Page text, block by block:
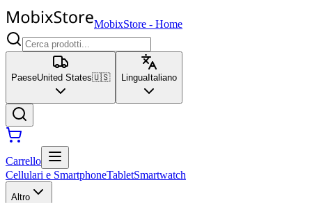
MobixStore - Home
PaeseUnited States🇺🇸 LinguaItaliano
Carrello
Cellulari e SmartphoneTabletSmartwatch
Altro